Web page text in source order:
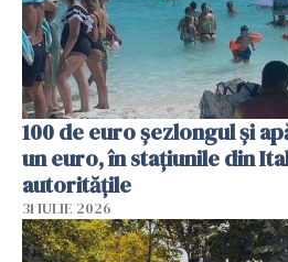
100 de euro șezlongul și
un euro, în stațiunile din
autoritățile
31 IULIE 2026